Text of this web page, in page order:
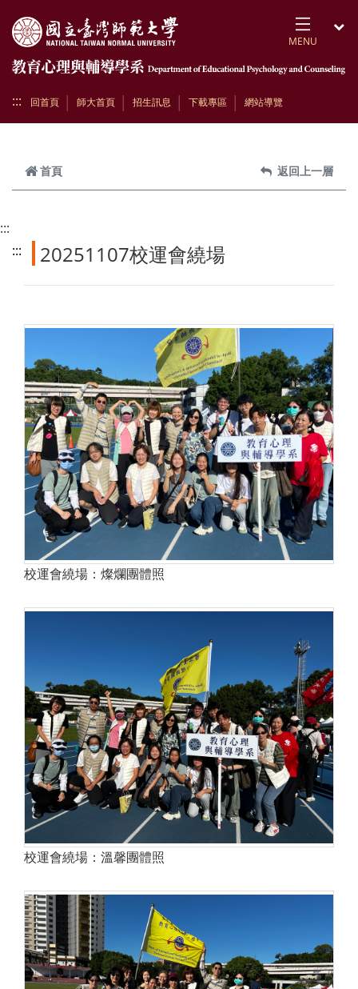
MENU
::: 回首頁 師大首頁 招生訊息 下載專區 網站導覽
首頁 返回上一層
:::
:::
20251107校運會繞場
校運會繞場：燦爛團體照
校運會繞場：溫馨團體照